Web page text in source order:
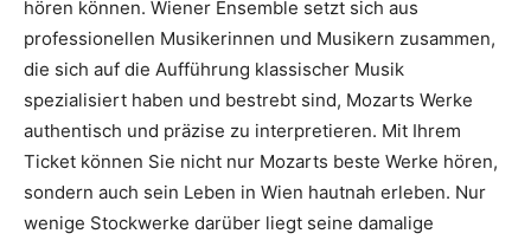
hören können. Wiener Ensemble setzt sich aus
professionellen Musikerinnen und Musikern zusammen,
die sich auf die Aufführung klassischer Musik
spezialisiert haben und bestrebt sind, Mozarts Werke
authentisch und präzise zu interpretieren. Mit Ihrem
Ticket können Sie nicht nur Mozarts beste Werke hören,
sondern auch sein Leben in Wien hautnah erleben. Nur
wenige Stockwerke darüber liegt seine damalige